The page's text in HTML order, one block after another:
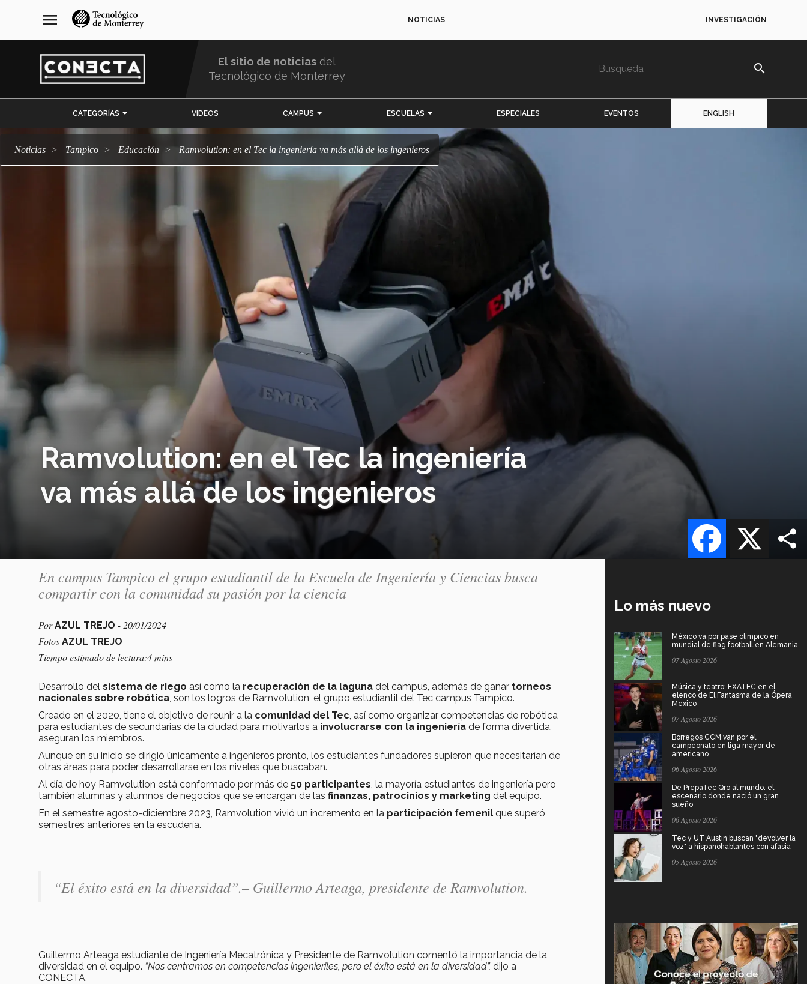
navegación
principal
menu NOTICIAS INVESTIGACIÓN
El sitio de noticias del
Tecnológico de Monterrey
search
CATEGORÍAS VIDEOS CAMPUS ESCUELAS ESPECIALES EVENTOS ENGLISH
Noticias Tampico Educación Ramvolution: en el Tec la ingeniería va más allá de los ingenieros
Ramvolution: en el Tec la ingeniería
va más allá de los ingenieros
X
Facebook
En campus Tampico el grupo estudiantil de la Escuela de Ingeniería y Ciencias busca
compartir con la comunidad su pasión por la ciencia
PorAZUL TREJO - 20/01/2024
Fotos AZUL TREJO
Tiempo estimado de lectura:4 mins
Desarrollo del sistema de riego así como la recuperación de la laguna del campus, además de ganar torneos
nacionales sobre robótica , son los logros de Ramvolution, el grupo estudiantil del Tec campus Tampico.
Creado en el 2020, tiene el objetivo de reunir a la comunidad del Tec , así como organizar competencias de robótica
para estudiantes de secundarias de la ciudad para motivarlos a involucrarse con la ingeniería de forma divertida,
aseguran los miembros.
Aunque en su inicio se dirigió únicamente a ingenieros pronto, los estudiantes fundadores supieron que necesitarían de
otras áreas para poder desarrollarse en los niveles que buscaban.
Al día de hoy Ramvolution está conformado por más de 50 participantes , la mayoría estudiantes de ingeniería pero
también alumnas y alumnos de negocios que se encargan de las finanzas, patrocinios y marketing del equipo.
En el semestre agosto-diciembre 2023, Ramvolution vivió un incremento en la participación femenil que superó
semestres anteriores en la escudería.
“El éxito está en la diversidad”.– Guillermo Arteaga, presidente de Ramvolution.
Guillermo Arteaga estudiante de Ingeniería Mecatrónica y Presidente de Ramvolution comentó la importancia de la
diversidad en el equipo. “Nos centramos en competencias ingenieriles, pero el éxito está en la diversidad”, dijo a
CONECTA.
Lo más nuevo
México va por pase olímpico en
mundial de flag football en Alemania
07 Agosto 2026
Música y teatro: EXATEC en el
elenco de El Fantasma de la Ópera
Mexico
07 Agosto 2026
Borregos CCM van por el
campeonato en liga mayor de
americano
06 Agosto 2026
De PrepaTec Qro al mundo: el
escenario donde nació un gran
sueño
06 Agosto 2026
Tec y UT Austin buscan "devolver la
voz" a hispanohablantes con afasia
05 Agosto 2026